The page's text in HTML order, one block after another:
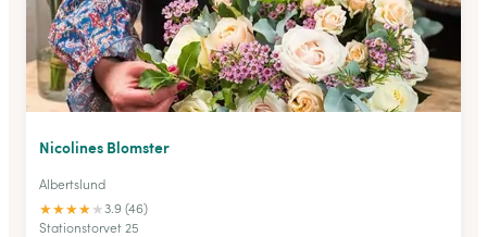
Nicolines Blomster
Albertslund
★★★★★3.9 (46)
Stationstorvet 25